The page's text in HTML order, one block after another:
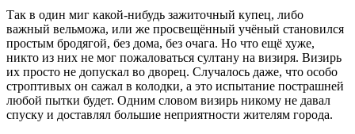
Так в один миг какой-нибудь зажиточный купец, либо
важный вельможа, или же просвещённый учёный становился
простым бродягой, без дома, без очага. Но что ещё хуже,
никто из них не мог пожаловаться султану на визиря. Визирь
их просто не допускал во дворец. Случалось даже, что особо
строптивых он сажал в колодки, а это испытание пострашней
любой пытки будет. Одним словом визирь никому не давал
спуску и доставлял большие неприятности жителям города.